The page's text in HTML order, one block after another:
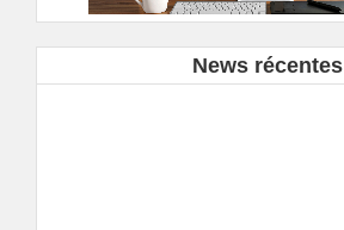
News récentes